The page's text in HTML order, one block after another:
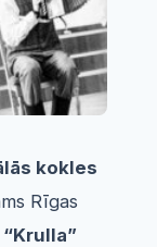
ās kokles
Rīgas
“Krulla”